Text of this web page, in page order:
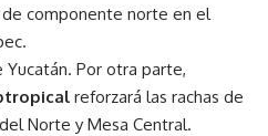
componente norte en el
Yucatán. Por otra parte,
reforzará las rachas de
Norte y Mesa Central.